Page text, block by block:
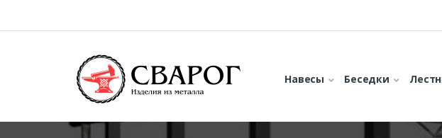
Навесы Беседки